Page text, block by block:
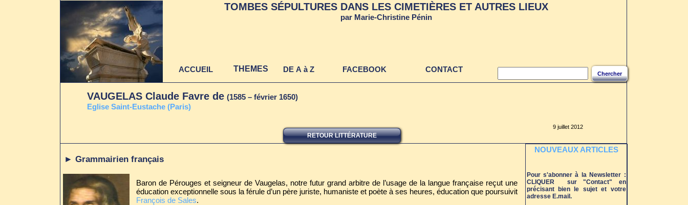
RETOUR LITTÉRATURE
9 juillet 2012
VAUGELAS Claude Favre de (1585 – février 1650)
Eglise Saint-Eustache (Paris)
► Grammairien français
Baron de Pérouges et seigneur de Vaugelas, notre futur grand arbitre de l’usage de la langue française reçut une
éducation exceptionnelle sous la férule d’un père juriste, humaniste et poète à ses heures, éducation que poursuivit
François de Sales.
TOMBES SÉPULTURES DANS LES CIMETIÈRES ET AUTRES LIEUX
par Marie-Christine Pénin
ACCUEIL THEMES DE A à Z CONTACT
FACEBOOK Chercher
NOUVEAUX ARTICLES
Pour s'abonner à la Newsletter :
CLIQUER sur "Contact" en
précisant bien le sujet et votre
adresse E.mail.